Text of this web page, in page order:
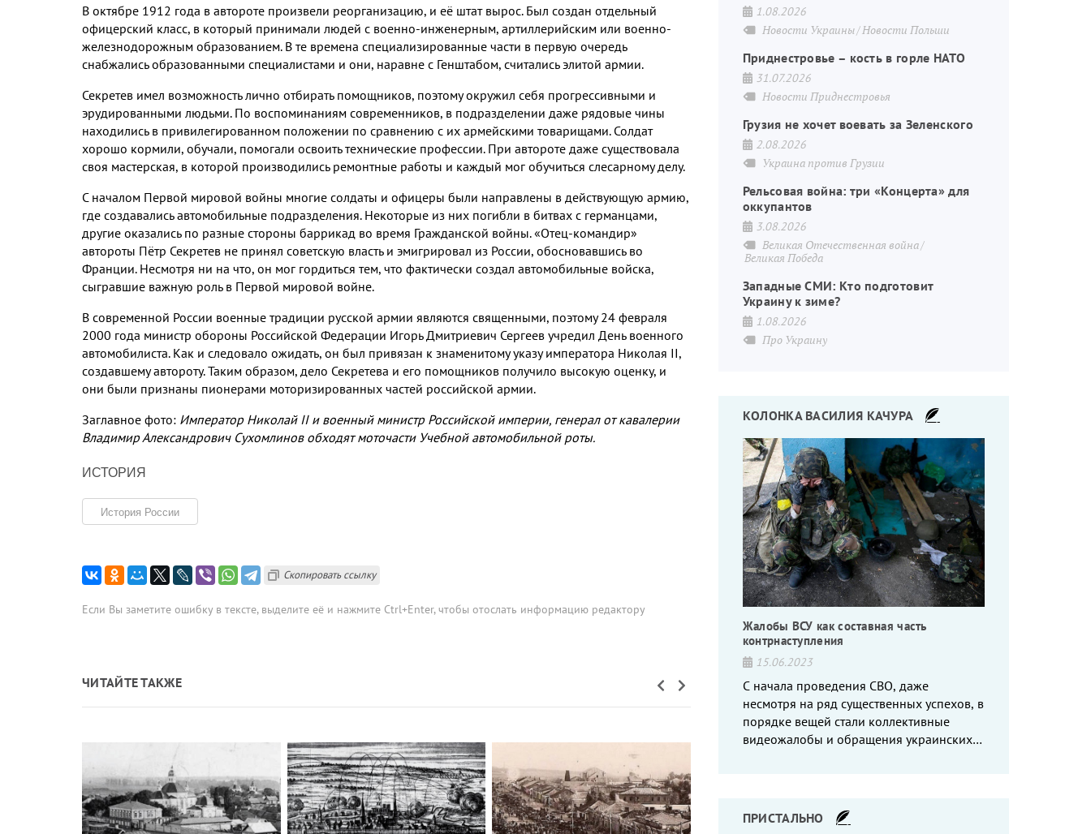
В октябре 1912 года в автороте произвели реорганизацию, и её штат вырос. Был создан отдельный
офицерский класс, в который принимали людей с военно-инженерным, артиллерийским или военно-
железнодорожным образованием. В те времена специализированные части в первую очередь
снабжались образованными специалистами и они, наравне с Генштабом, считались элитой армии.
Секретев имел возможность лично отбирать помощников, поэтому окружил себя прогрессивными и
эрудированными людьми. По воспоминаниям современников, в подразделении даже рядовые чины
находились в привилегированном положении по сравнению с их армейскими товарищами. Солдат
хорошо кормили, обучали, помогали освоить технические профессии. При автороте даже существовала
своя мастерская, в которой производились ремонтные работы и каждый мог обучиться слесарному делу.
С началом Первой мировой войны многие солдаты и офицеры были направлены в действующую армию,
где создавались автомобильные подразделения. Некоторые из них погибли в битвах с германцами,
другие оказались по разные стороны баррикад во время Гражданской войны.«Отец-командир»
автороты Пётр Секретев не принял советскую власть и эмигрировал из России, обосновавшись во
Франции. Несмотря ни на что, он мог гордиться тем, что фактически создал автомобильные войска,
сыгравшие важную роль в Первой мировой войне.
В современной России военные традиции русской армии являются священными, поэтому24 февраля
2000 года министр обороны Российской Федерации Игорь Дмитриевич Сергеев учредил День военного
автомобилиста. Как и следовало ожидать, он был привязан к знаменитому указу императора Николая II,
создавшему автороту.Таким образом, дело Секретева и его помощников получило высокую оценку, и
они были признаны пионерами моторизированных частей российской армии.
Заглавное фото: Император Николай II и военный министр Российской империи, генерал от кавалерии
Владимир Александрович Сухомлинов обходят моточасти Учебной автомобильной роты.
ИСТОРИЯ
История России
Скопировать ссылку
Если Вы заметите ошибку в тексте, выделите её и нажмите Ctrl+Enter, чтобы отослать информацию редактору
ЧИТАЙТЕ ТАКЖЕ
1.08.2026
Новости Украины Новости Польши
Приднестровье – кость в горле НАТО
31.07.2026
Новости Приднестровья
Грузия не хочет воевать за Зеленского
2.08.2026
Украина против Грузии
Рельсовая война: три «Концерта» для
оккупантов
3.08.2026
Великая Отечественная война
Великая Победа
Западные СМИ: Кто подготовит
Украину к зиме?
1.08.2026
Про Украину
КОЛОНКА ВАСИЛИЯ КАЧУРА
Жалобы ВСУ как составная часть
контрнаступления
15.06.2023
С начала проведения СВО, даже
несмотря на ряд существенных успехов, в
порядке вещей стали коллективные
видеожалобы и обращения украинских
ПРИСТАЛЬНО